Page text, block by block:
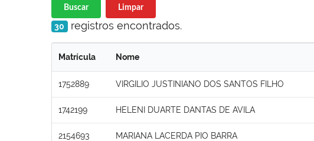
Buscar Limpar
30 registros encontrados.
Matrícula Nome
1752889 VIRGILIO JUSTINIANO DOS SANTOS FILHO
1742199 HELENI DUARTE DANTAS DE AVILA
2154693 MARIANA LACERDA PIO BARRA